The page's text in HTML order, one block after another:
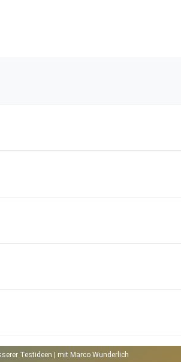
Testideen | mit Marco Wunderlich